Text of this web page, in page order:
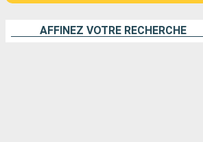
AFFINEZ VOTRE RECHERCHE